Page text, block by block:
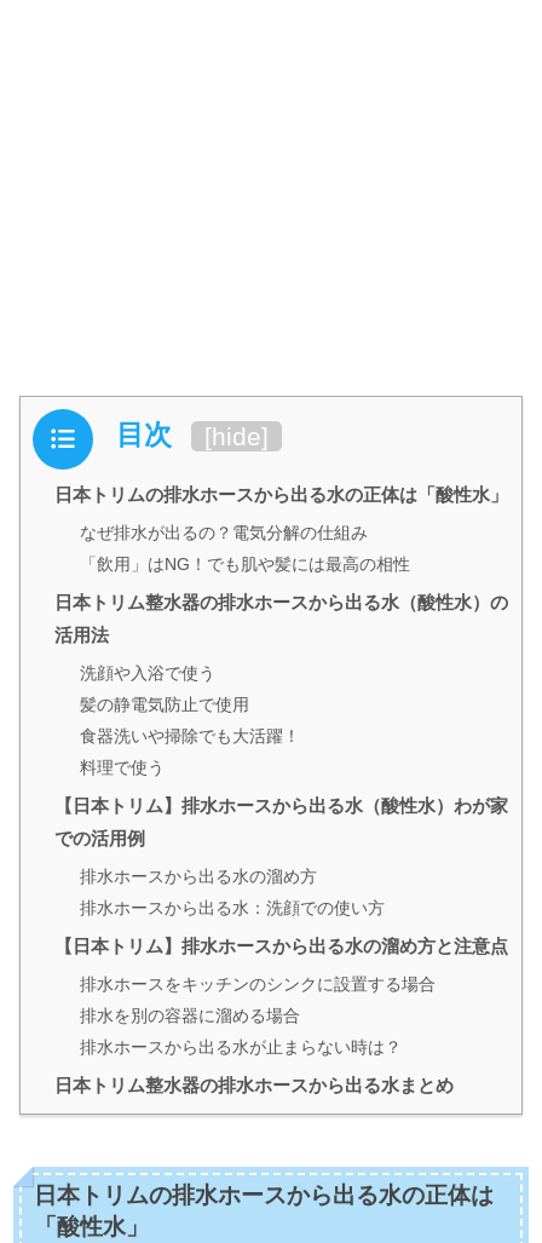
目次 [hide]
日本トリムの排水ホースから出る水の正体は「酸性水」
なぜ排水が出るの？電気分解の仕組み
「飲用」はNG！でも肌や髪には最高の相性
日本トリム整水器の排水ホースから出る水（酸性水）の
活用法
洗顔や入浴で使う
髪の静電気防止で使用
食器洗いや掃除でも大活躍！
料理で使う
【日本トリム】排水ホースから出る水（酸性水）わが家
での活用例
排水ホースから出る水の溜め方
排水ホースから出る水：洗顔での使い方
【日本トリム】排水ホースから出る水の溜め方と注意点
排水ホースをキッチンのシンクに設置する場合
排水を別の容器に溜める場合
排水ホースから出る水が止まらない時は？
日本トリム整水器の排水ホースから出る水まとめ
日本トリムの排水ホースから出る水の正体は
「酸性水」